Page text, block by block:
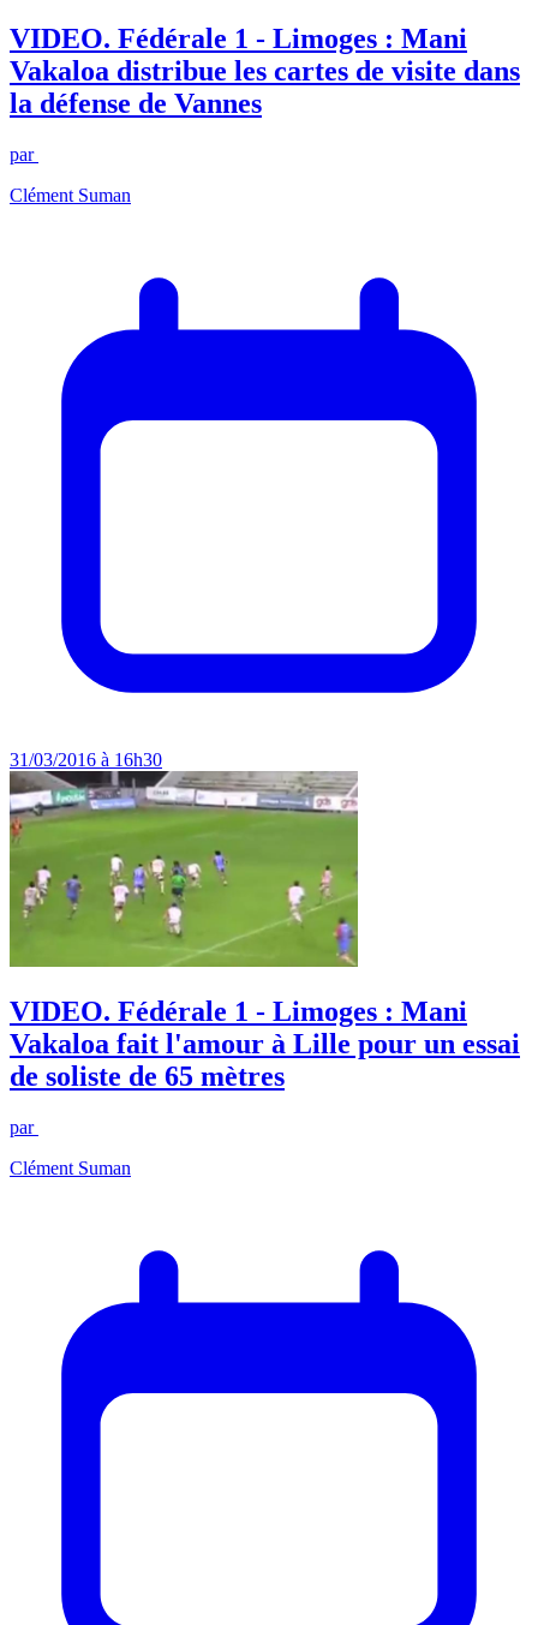
VIDEO. Fédérale 1 - Limoges : Mani
Vakaloa distribue les cartes de visite dans
la défense de Vannes
par
Clément Suman
31/03/2016 à 16h30
VIDEO. Fédérale 1 - Limoges : Mani
Vakaloa fait l'amour à Lille pour un essai
de soliste de 65 mètres
par
Clément Suman